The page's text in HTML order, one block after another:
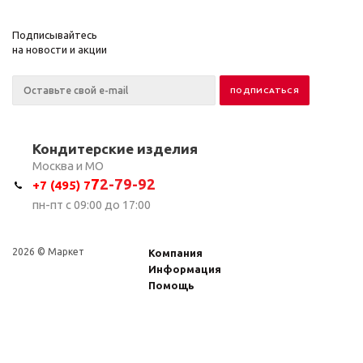
Подписывайтесь
на новости и акции
Кондитерские изделия
Москва и МО
+7 (495) 772-79-92
пн-пт с 09:00 до 17:00
2026 © Маркет
Компания
Информация
Помощь